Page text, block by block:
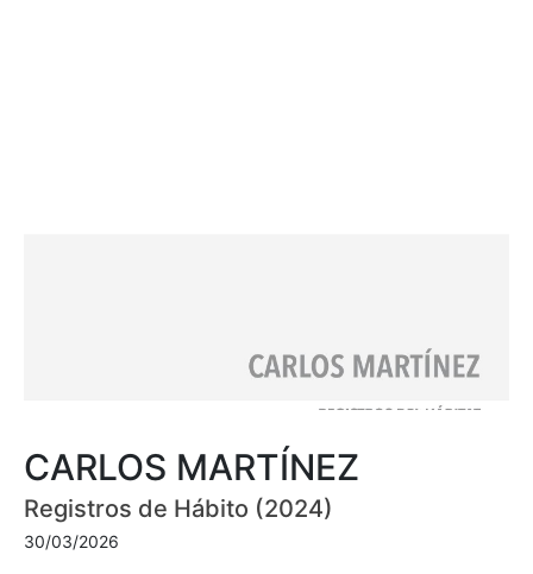
CARLOS MARTÍNEZ
Registros de Hábito (2024)
30/03/2026